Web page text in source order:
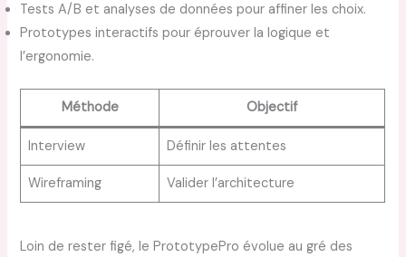
Tests A/B et analyses de données pour affiner les choix.
Prototypes interactifs pour éprouver la logique et
l’ergonomie.
Méthode Objectif
Interview Définir les attentes
Wireframing Valider l’architecture
Loin de rester figé, le PrototypePro évolue au gré des